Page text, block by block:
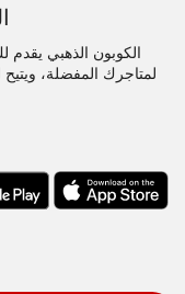
الكوبون الذهبي يقدم
لمتاجرك المفضلة،